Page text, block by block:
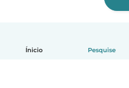
Ínicio Pesquise